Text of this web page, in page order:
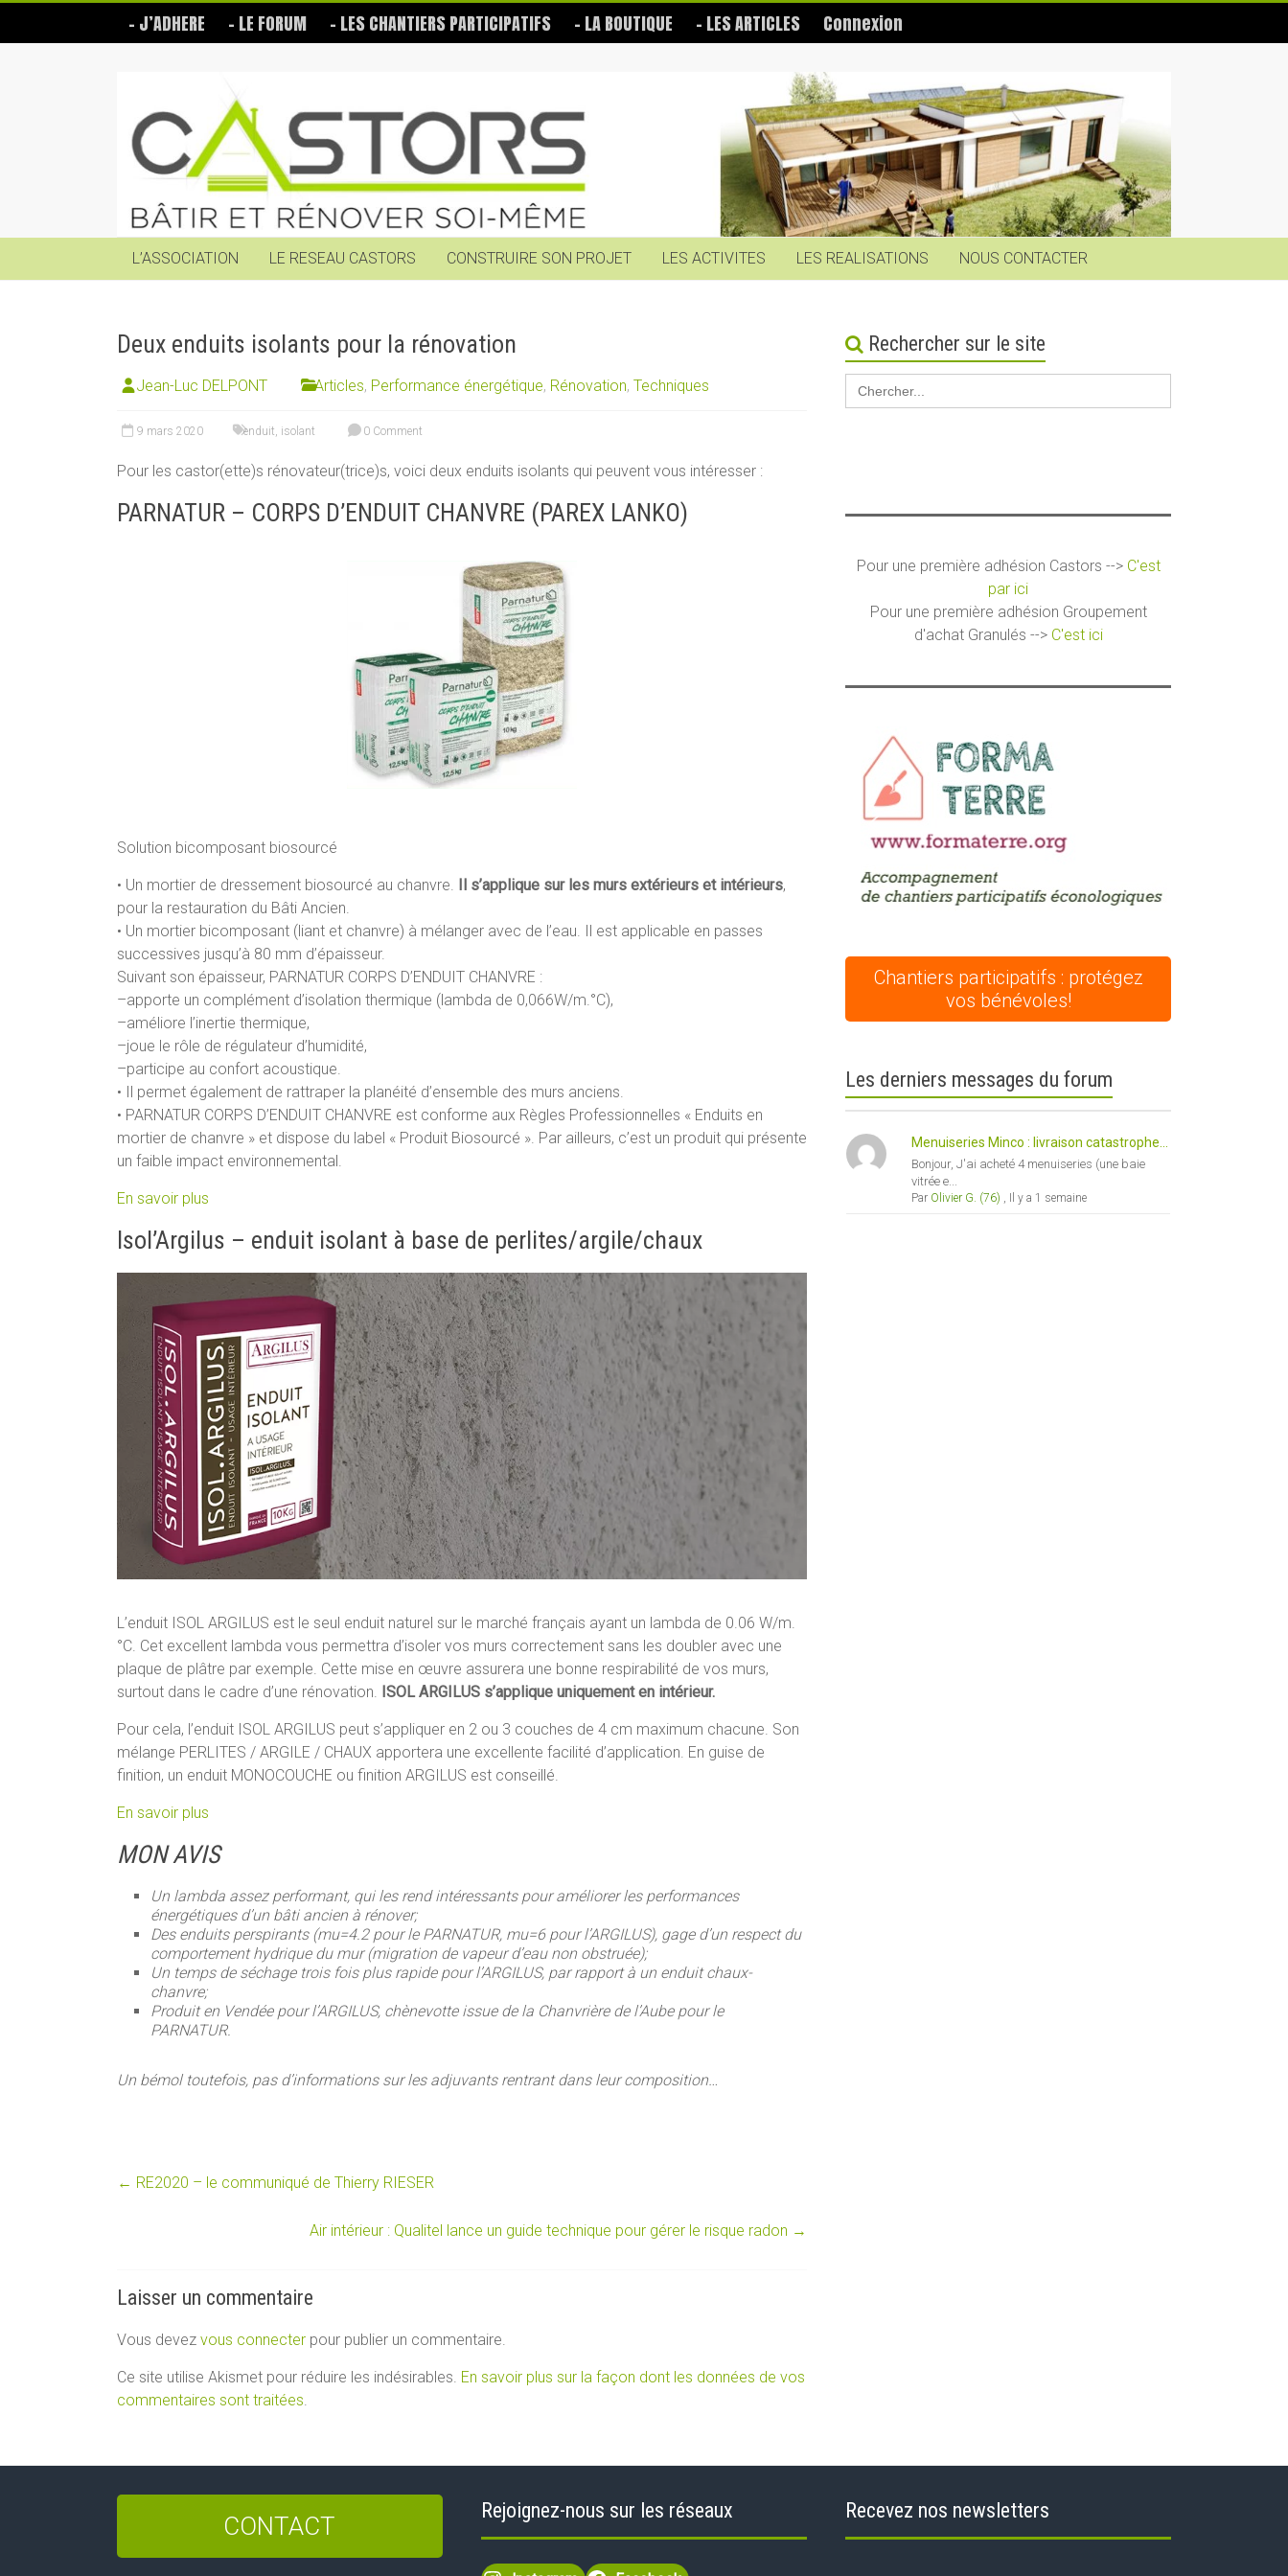
content
– J’ADHERE – LE FORUM – LES CHANTIERS PARTICIPATIFS – LA BOUTIQUE – LES ARTICLES Connexion
Castors
Bâtir
soi-
même
L’ASSOCIATION
LE RESEAU CASTORS CONSTRUIRE SON PROJET LES ACTIVITES LES REALISATIONS NOUS CONTACTER
Deux enduits isolants pour la rénovation
Jean-Luc DELPONT Articles, Performance énergétique, Rénovation, Techniques
9 mars 2020 enduit isolant 0 Comment
Pour les castor(ette)s rénovateur(trice)s, voici deux enduits isolants qui peuvent vous intéresser :
PARNATUR – CORPS D’ENDUIT CHANVRE (PAREX LANKO)
Solution bicomposant biosourcé
• Un mortier de dressement biosourcé au chanvre. Il s’applique sur les murs extérieurs et intérieurs,
pour la restauration du Bâti Ancien.
• Un mortier bicomposant (liant et chanvre) à mélanger avec de l’eau. Il est applicable en passes
successives jusqu’à 80 mm d’épaisseur.
Suivant son épaisseur, PARNATUR CORPS D’ENDUIT CHANVRE :
–apporte un complément d’isolation thermique (lambda de 0,066W/m.°C),
–améliore l’inertie thermique,
–joue le rôle de régulateur d’humidité,
–participe au confort acoustique.
• Il permet également de rattraper la planéité d’ensemble des murs anciens.
• PARNATUR CORPS D’ENDUIT CHANVRE est conforme aux Règles Professionnelles « Enduits en
mortier de chanvre » et dispose du label « Produit Biosourcé ». Par ailleurs, c’est un produit qui présente
un faible impact environnemental.
En savoir plus
Isol’Argilus – enduit isolant à base de perlites/argile/chaux
L’enduit ISOL ARGILUS est le seul enduit naturel sur le marché français ayant un lambda de 0.06 W/m.
°C. Cet excellent lambda vous permettra d’isoler vos murs correctement sans les doubler avec une
plaque de plâtre par exemple. Cette mise en œuvre assurera une bonne respirabilité de vos murs,
surtout dans le cadre d’une rénovation. ISOL ARGILUS s’applique uniquement en intérieur.
Pour cela, l’enduit ISOL ARGILUS peut s’appliquer en 2 ou 3 couches de 4 cm maximum chacune. Son
mélange PERLITES / ARGILE / CHAUX apportera une excellente facilité d’application. En guise de
finition, un enduit MONOCOUCHE ou finition ARGILUS est conseillé.
En savoir plus
MON AVIS
Un lambda assez performant, qui les rend intéressants pour améliorer les performances
énergétiques d’un bâti ancien à rénover;
Des enduits perspirants (mu=4.2 pour le PARNATUR, mu=6 pour l’ARGILUS), gage d’un respect du
comportement hydrique du mur (migration de vapeur d’eau non obstruée);
Un temps de séchage trois fois plus rapide pour l’ARGILUS, par rapport à un enduit chaux-
chanvre;
Produit en Vendée pour l’ARGILUS, chènevotte issue de la Chanvrière de l’Aube pour le
PARNATUR.
Un bémol toutefois, pas d’informations sur les adjuvants rentrant dans leur composition…
← RE2020 – le communiqué de Thierry RIESER
Air intérieur : Qualitel lance un guide technique pour gérer le risque radon →
Laisser un commentaire
Vous devez vous connecter pour publier un commentaire.
Ce site utilise Akismet pour réduire les indésirables. En savoir plus sur la façon dont les données de vos
commentaires sont traitées.
Rechercher sur le site
Search
for:
Pour une première adhésion Castors --> C'est
par ici
Pour une première adhésion Groupement
d'achat Granulés --> C'est ici
Chantiers participatifs : protégez
vos bénévoles!
Les derniers messages du forum
Menuiseries Minco : livraison catastrophe...
Bonjour, J'ai acheté 4 menuiseries (une baie
vitrée e...
Par Olivier G. (76) Il y a 1 semaine
CONTACT
Rejoignez-nous sur les réseaux Recevez nos newsletters